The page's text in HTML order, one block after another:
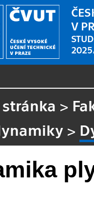
V
>
>